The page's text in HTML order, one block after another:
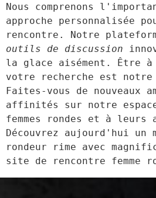
Nous comprenons
approche personnalisée
outils de discussion
la glace aisément. Être
votre recherche est
Faites-vous de nouveaux
affinités sur notre
femmes rondes et à leurs
Découvrez aujourd'hui un
rondeur rime avec
site de rencontre femme